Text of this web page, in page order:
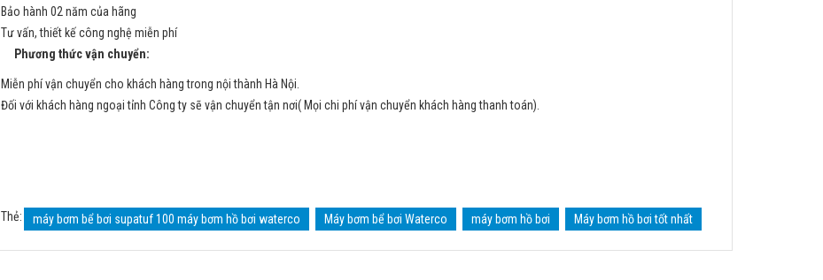
Bảo hành 02 năm của hãng
Tư vấn, thiết kế công nghệ miễn phí
Phương thức vận chuyển:
Miễn phí vận chuyển cho khách hàng trong nội thành Hà Nội.
Đối với khách hàng ngoại tỉnh Công ty sẽ vận chuyển tận nơi( Mọi chi phí vận chuyển khách hàng thanh toán).
Thẻ: máy bơm bể bơi supatuf 100 máy bơm hồ bơi waterco Máy bơm bể bơi Waterco máy bơm hồ bơi Máy bơm hồ bơi tốt nhất